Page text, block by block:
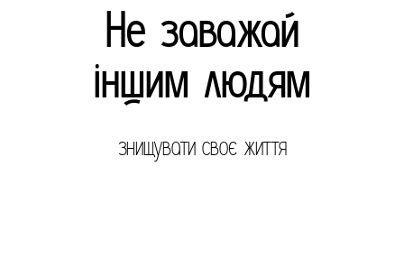
Не заважай
іншим людям
знищувати своє життя